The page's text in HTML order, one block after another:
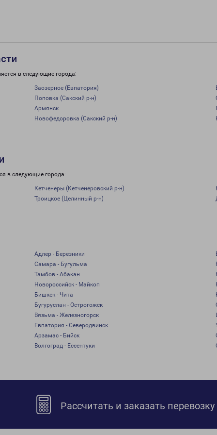
в следующие города:
Заозерное (Евпатория)
Поповка (Сакский р-н)
Армянск
Новофедоровка (Сакский р-н)
в следующие города:
Кетченеры (Кетченеровский р-н)
Троицкое (Целинный р-н)
Адлер - Березники
Самара - Бугульма
Тамбов - Абакан
Новороссийск - Майкоп
Бишкек - Чита
Бугуруслан - Острогожск
Вязьма - Железногорск
Евпатория - Северодвинск
Арзамас - Бийск
Волгоград - Ессентуки
Рассчитать и заказать перевозку